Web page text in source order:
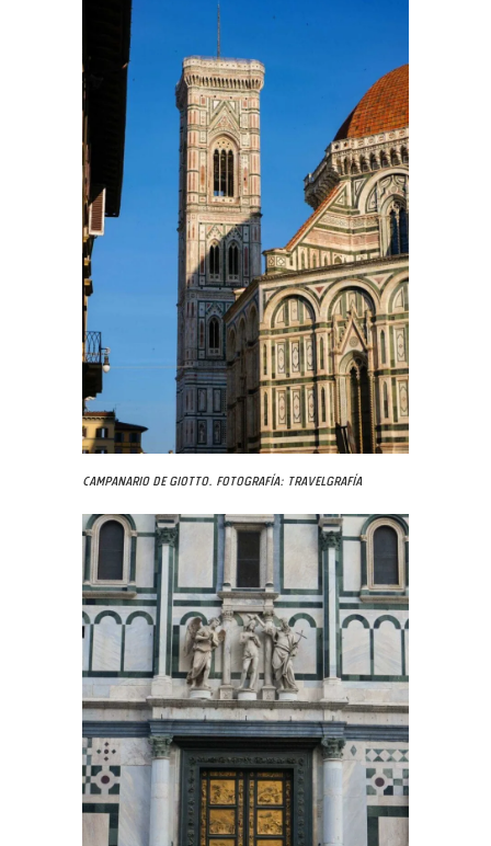
Campanario de Giotto. Fotografía: Travelgrafía